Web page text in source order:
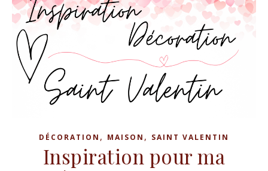
DÉCORATION , MAISON , SAINT VALENTIN
Inspiration pour ma